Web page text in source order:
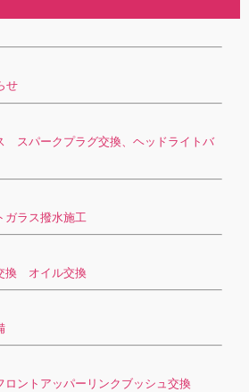
せ
スパークプラグ交換、ヘッドライトバ
ラス撥水施工
オイル交換
ントアッパーリンクブッシュ交換